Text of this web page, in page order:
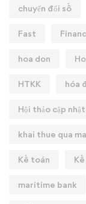
chuyển đổi số
Fast
hoa don
HTKK hóa
Hội thảo cập
khai thue qua
Kế toán
maritime bank